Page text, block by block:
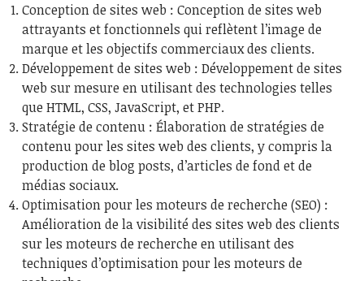
Conception de sites web : Conception de sites web
attrayants et fonctionnels qui reflètent l’image de
marque et les objectifs commerciaux des clients.
Développement de sites web : Développement de sites
web sur mesure en utilisant des technologies telles
que HTML, CSS, JavaScript, et PHP.
Stratégie de contenu : Élaboration de stratégies de
contenu pour les sites web des clients, y compris la
production de blog posts, d’articles de fond et de
médias sociaux.
Optimisation pour les moteurs de recherche (SEO) :
Amélioration de la visibilité des sites web des clients
sur les moteurs de recherche en utilisant des
techniques d’optimisation pour les moteurs de